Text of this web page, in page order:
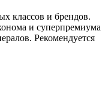
классов и брендов.
и суперпремиума
Рекомендуется